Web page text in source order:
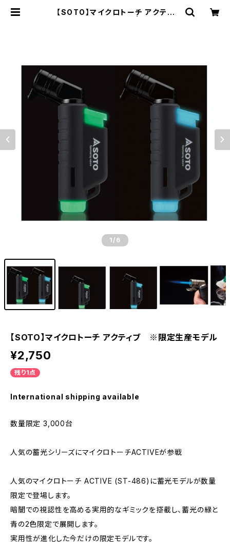
【SOTO】マイクロトーチ アクティ
1 /6
【SOTO】マイクロトーチ アクティブ ※限定生産モデル
¥2,750
残り1点
International shipping available
数量限定 3,000台
人気の蓄光シリーズにマイクロトーチACTIVEが参戦
人気のマイクロトーチ ACTIVE (ST-486)に蓄光モデルが数量
限定で登場します。
暗闇での視認性を高める実用的なギミックを搭載し、蓄光の緑と
青の2色限定で展開します。
実用性が進化した今だけの限定モデルです。